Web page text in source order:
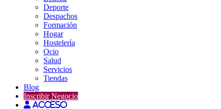
Deporte
Despachos
Formación
Hogar
Hostelería
Ocio
Salud
Servicios
Tiendas
Blog
Inscribir Negocio
Acceso